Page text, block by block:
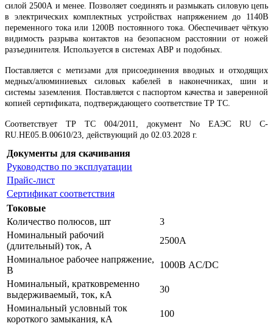
силой 2500А и менее. Позволяет соединять и размыкать силовую цепь
в электрических комплектных устройствах напряжением до 1140В
переменного тока или 1200В постоянного тока. Обеспечивает чёткую
видимость разрыва контактов на безопасном расстоянии от ножей
разъединителя. Используется в системах АВР и подобных.
Поставляется с метизами для присоединения вводных и отходящих
медных/алюминиевых силовых кабелей в наконечниках, шин и
системы заземления. Поставляется с паспортом качества и заверенной
копией сертификата, подтверждающего соответствие ТР ТС.
Соответствует ТР ТС 004/2011, документ No ЕАЭС RU C-
RU.НЕ05.B.00610/23, действующий до 02.03.2028 г.
Документы для скачивания
Руководство по эксплуатации
Прайс-лист
Сертификат соответствия
Токовые
Количество полюсов, шт
3
Номинальный рабочий
(длительный) ток, А
2500А
Номинальное рабочее напряжение,
В
1000В AC/DC
Номинальный, кратковременно
выдерживаемый, ток, кА
30
Номинальный условный ток
короткого замыкания, кА
100